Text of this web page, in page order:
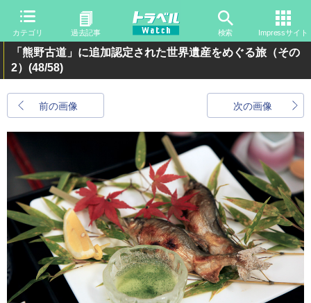
カテゴリ 過去記事 検索 Impressサイト
「熊野古道」に追加認定された世界遺産をめぐる旅（その
2） (48/58)
前の画像 次の画像